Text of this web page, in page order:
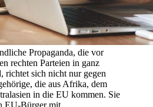
Propaganda, die vor
rechten Parteien in ganz
richtet sich nicht nur gegen
die aus Afrika, dem
in die EU kommen. Sie